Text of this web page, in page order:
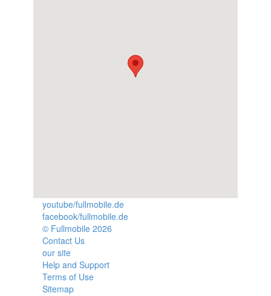
youtube/fullmobile.de
facebook/fullmobile.de
© Fullmobile 2026
Contact Us
our site
Help and Support
Terms of Use
Sitemap